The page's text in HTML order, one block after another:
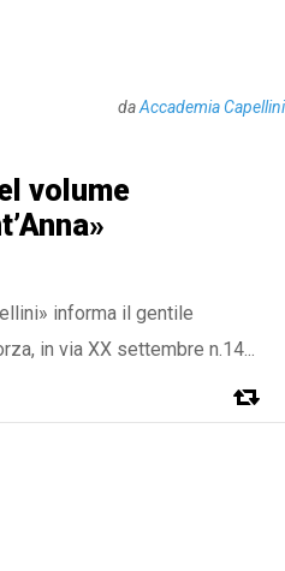
daAccademia Capellini
volume
informa il gentile
in via XX settembre n.14...